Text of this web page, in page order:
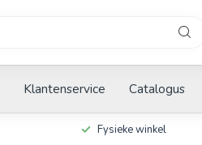
Klantenservice Catalogus
Fysieke winkel